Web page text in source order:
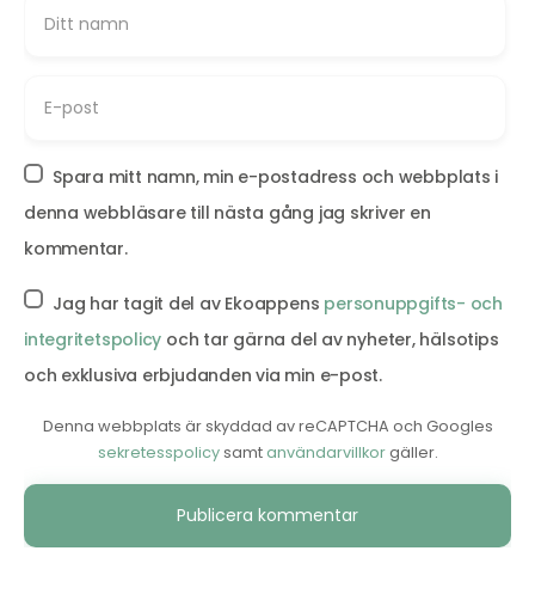
Spara mitt namn, min e-postadress och webbplats i
denna webbläsare till nästa gång jag skriver en
kommentar.
Jag har tagit del av Ekoappens personuppgifts- och
integritetspolicy och tar gärna del av nyheter, hälsotips
och exklusiva erbjudanden via min e-post.
Denna webbplats är skyddad av reCAPTCHA och Googles
sekretesspolicysamtanvändarvillkorgäller.
Alternative: